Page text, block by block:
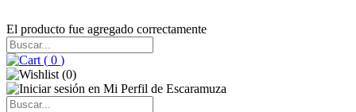
El producto fue agregado correctamente
( 0 )
(0)